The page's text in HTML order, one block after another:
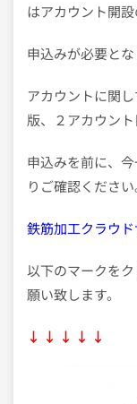
はアカウント開
申込みが必要とな
アカウントに関
版、２アカウント
申込みを前に、
りご確認ください
鉄筋加工クラウド
以下のマークを
願い致します。
↓ ↓ ↓ ↓ ↓